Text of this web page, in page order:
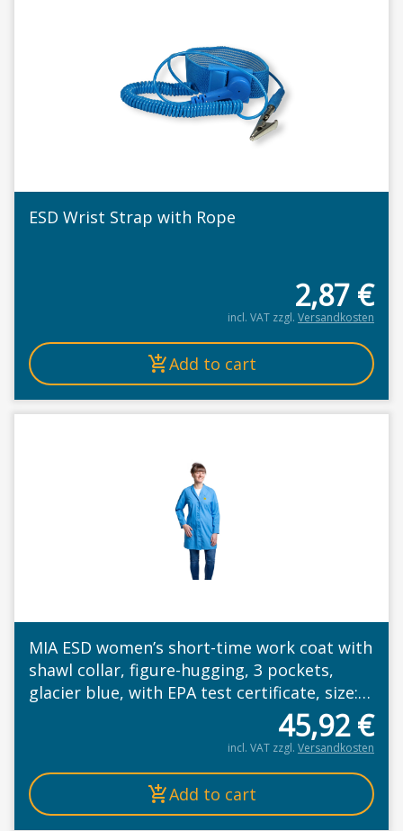
ESD Wrist Strap with Rope
2,87 €
incl. VAT zzgl. Versandkosten
Add to cart
MIA ESD women’s short-time work coat with
shawl collar, figure-hugging, 3 pockets,
glacier blue, with EPA test certificate, size:
45,92€
incl. VAT zzgl. Versandkosten
Add to cart